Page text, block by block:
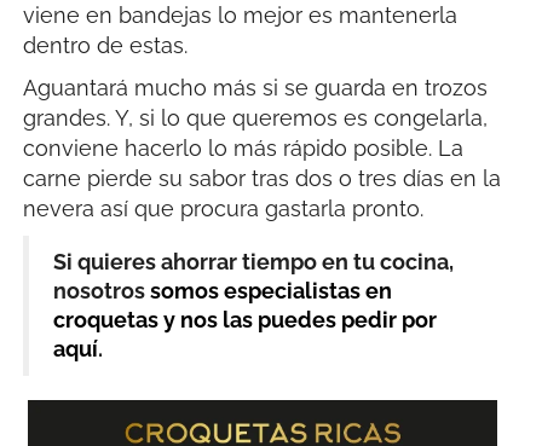
viene en bandejas lo mejor es mantenerla
dentro de estas.
Aguantará mucho más si se guarda en trozos
grandes. Y, si lo que queremos es congelarla,
conviene hacerlo lo más rápido posible. La
carne pierde su sabor tras dos o tres días en la
nevera así que procura gastarla pronto.
Si quieres ahorrar tiempo en tu cocina,
nosotrossomos especialistas en
croquetas y nos las puedes pedir por
aquí.